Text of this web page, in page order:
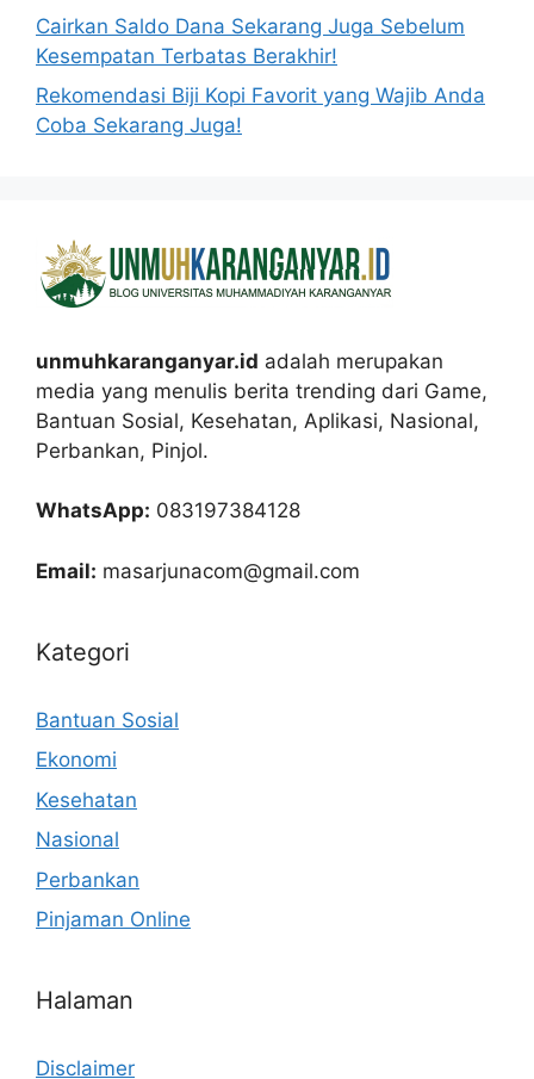
Cairkan Saldo Dana Sekarang Juga Sebelum
Kesempatan Terbatas Berakhir!
Rekomendasi Biji Kopi Favorit yang Wajib Anda
Coba Sekarang Juga!
unmuhkaranganyar.id adalah merupakan
media yang menulis berita trending dari Game,
Bantuan Sosial, Kesehatan, Aplikasi, Nasional,
Perbankan, Pinjol.
WhatsApp: 083197384128
Email: masarjunacom@gmail.com
Kategori
Bantuan Sosial
Ekonomi
Kesehatan
Nasional
Perbankan
Pinjaman Online
Halaman
Disclaimer